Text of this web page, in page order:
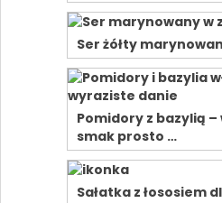
Ser żółty
Pomidory z bazylią
smak prosto …
Sałatka z łososiem